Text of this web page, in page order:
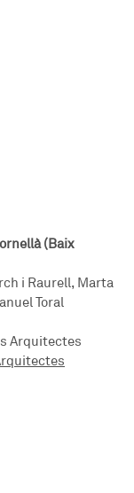
(Baix
i Raurell, Marta
Toral
Arquitectes